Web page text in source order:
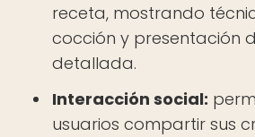
receta, mostrando
cocción y presentación
detallada.
Interacción social:
usuarios compartir sus